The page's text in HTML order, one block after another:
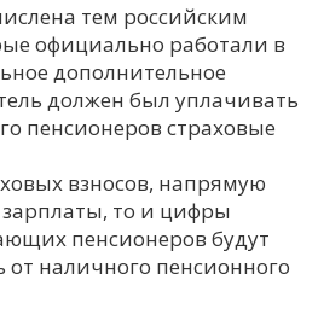
тем российским
официально работали в
дополнительное
должен был уплачивать
пенсионеров страховые
взносов, напрямую
то и цифры
пенсионеров будут
наличного пенсионного